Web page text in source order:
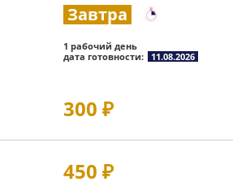
Завтра
1 рабочий день
дата готовности:
11.08.2026
300 ₽
450 ₽